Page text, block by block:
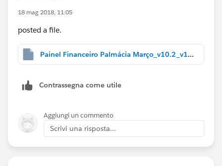
18 mag 2018, 11:05
posted a file.
Painel Financeiro Palmácia Março_v10.2_v10.2_v10.2.twbx
Contrassegna come utile
Aggiungi un commento
Scrivi una risposta...